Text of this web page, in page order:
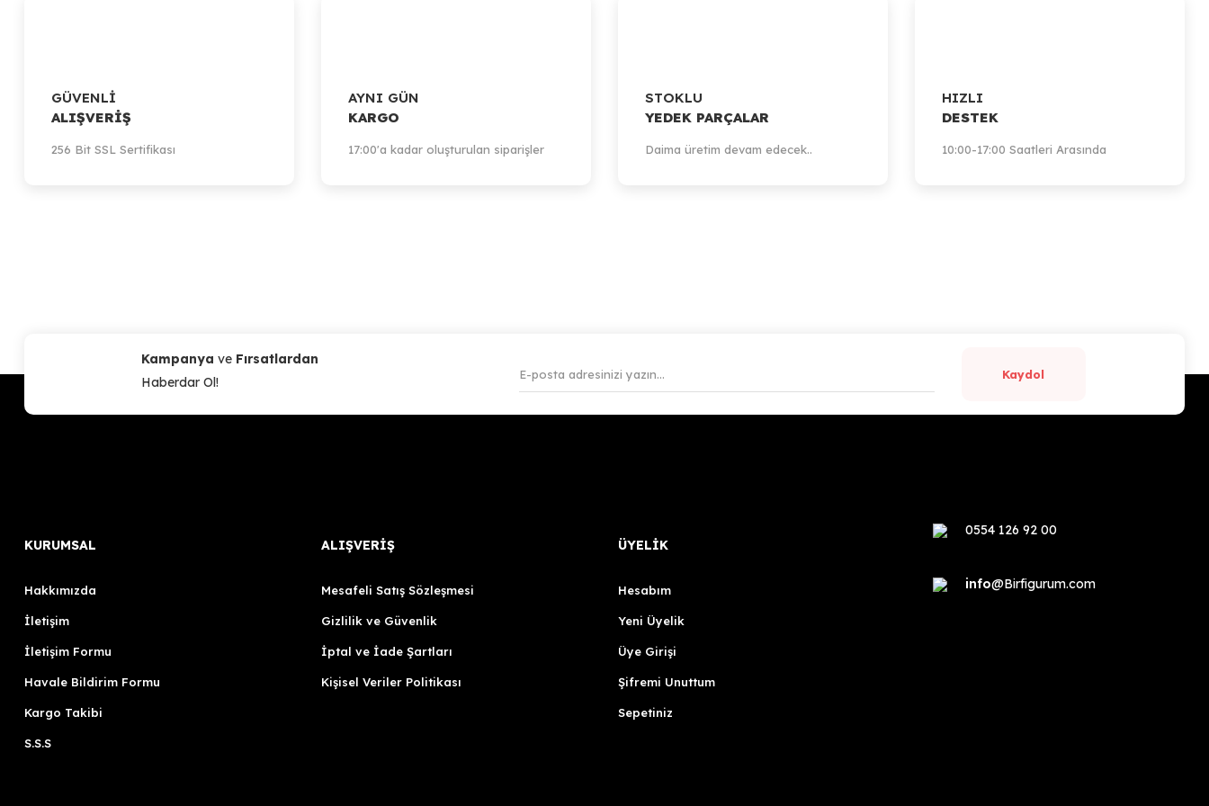
GÜVENLİ
ALIŞVERİŞ
256 Bit SSL Sertifikası
AYNI GÜN
KARGO
17:00'a kadar oluşturulan siparişler
STOKLU
YEDEK PARÇALAR
Daima üretim devam edecek..
HIZLI
DESTEK
10:00-17:00 Saatleri Arasında
Kampanya ve Fırsatlardan
Haberdar Ol!
Kaydol
KURUMSAL
Hakkımızda
İletişim
İletişim Formu
Havale Bildirim Formu
Kargo Takibi
S.S.S
ALIŞVERİŞ
Mesafeli Satış Sözleşmesi
Gizlilik ve Güvenlik
İptal ve İade Şartları
Kişisel Veriler Politikası
ÜYELİK
Hesabım
Yeni Üyelik
Üye Girişi
Şifremi Unuttum
Sepetiniz
0554 126 92 00
info@Birfigurum.com